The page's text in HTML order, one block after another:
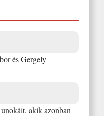
és Gergely
akik azonban